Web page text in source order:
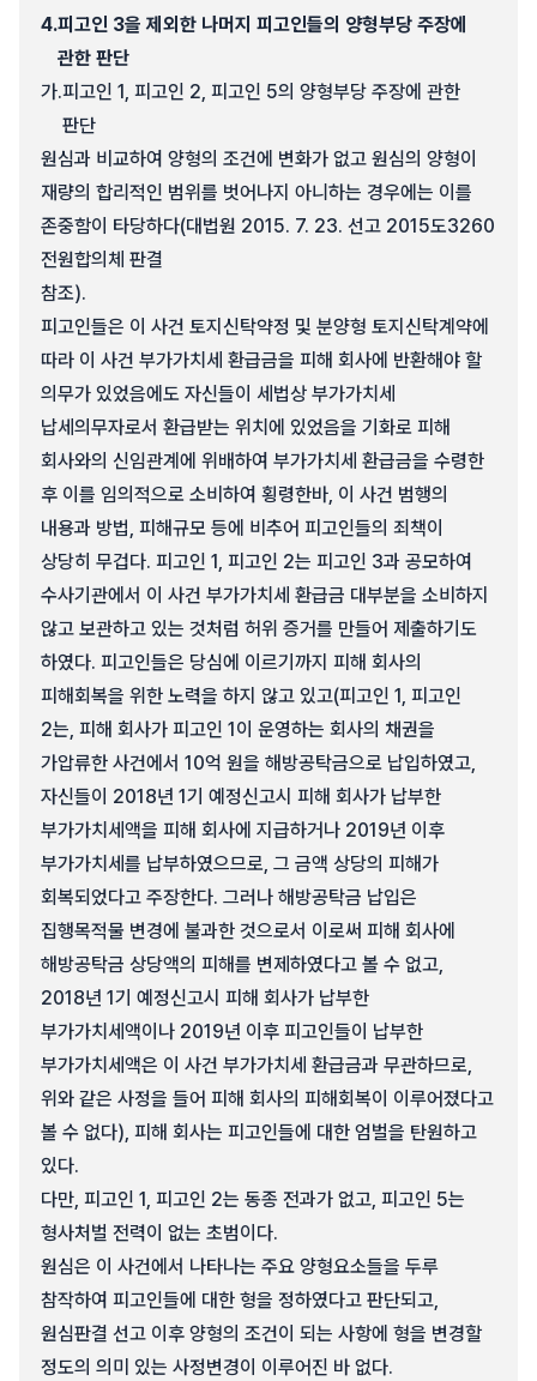
4.피고인 3을 제외한 나머지 피고인들의 양형부당 주장에
관한 판단
가.피고인 1, 피고인 2, 피고인 5의 양형부당 주장에 관한
판단
원심과 비교하여 양형의 조건에 변화가 없고 원심의 양형이
재량의 합리적인 범위를 벗어나지 아니하는 경우에는 이를
존중함이 타당하다(대법원 2015. 7. 23. 선고 2015도3260
전원합의체 판결
참조).
피고인들은 이 사건 토지신탁약정 및 분양형 토지신탁계약에
따라 이 사건 부가가치세 환급금을 피해 회사에 반환해야 할
의무가 있었음에도 자신들이 세법상 부가가치세
납세의무자로서 환급받는 위치에 있었음을 기화로 피해
회사와의 신임관계에 위배하여 부가가치세 환급금을 수령한
후 이를 임의적으로 소비하여 횡령한바, 이 사건 범행의
내용과 방법, 피해규모 등에 비추어 피고인들의 죄책이
상당히 무겁다. 피고인 1, 피고인 2는 피고인 3과 공모하여
수사기관에서 이 사건 부가가치세 환급금 대부분을 소비하지
않고 보관하고 있는 것처럼 허위 증거를 만들어 제출하기도
하였다. 피고인들은 당심에 이르기까지 피해 회사의
피해회복을 위한 노력을 하지 않고 있고(피고인 1, 피고인
2는, 피해 회사가 피고인 1이 운영하는 회사의 채권을
가압류한 사건에서 10억 원을 해방공탁금으로 납입하였고,
자신들이 2018년 1기 예정신고시 피해 회사가 납부한
부가가치세액을 피해 회사에 지급하거나 2019년 이후
부가가치세를 납부하였으므로, 그 금액 상당의 피해가
회복되었다고 주장한다. 그러나 해방공탁금 납입은
집행목적물 변경에 불과한 것으로서 이로써 피해 회사에
해방공탁금 상당액의 피해를 변제하였다고 볼 수 없고,
2018년 1기 예정신고시 피해 회사가 납부한
부가가치세액이나 2019년 이후 피고인들이 납부한
부가가치세액은 이 사건 부가가치세 환급금과 무관하므로,
위와 같은 사정을 들어 피해 회사의 피해회복이 이루어졌다고
볼 수 없다), 피해 회사는 피고인들에 대한 엄벌을 탄원하고
있다.
다만, 피고인 1, 피고인 2는 동종 전과가 없고, 피고인 5는
형사처벌 전력이 없는 초범이다.
원심은 이 사건에서 나타나는 주요 양형요소들을 두루
참작하여 피고인들에 대한 형을 정하였다고 판단되고,
원심판결 선고 이후 양형의 조건이 되는 사항에 형을 변경할
정도의 의미 있는 사정변경이 이루어진 바 없다.